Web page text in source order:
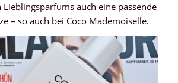
auch eine passende
– so auch bei Coco Mademoiselle.